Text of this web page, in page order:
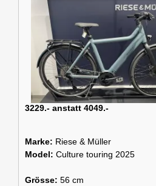
3229.- anstatt 4049.-
Marke: Riese & Müller
Model: Culture touring 2025
Grösse: 56 cm